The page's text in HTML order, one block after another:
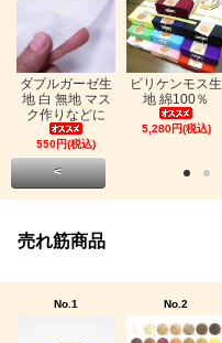
ダブルガーゼ生
地 白 無地 マス
ク作りなどに
550円(税込)
ビリケンモス生
地 綿100％
5,280円(税込)
<
売れ筋商品
No.1 No.2